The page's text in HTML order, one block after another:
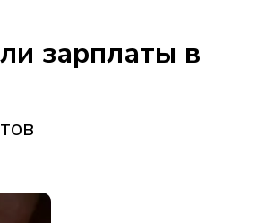
зарплаты в